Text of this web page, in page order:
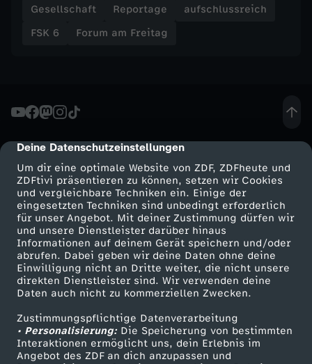
cmp-dialog-description
Deine Datenschutzeinstellungen
Um dir eine optimale Website von ZDF, ZDFheute und
ZDFtivi präsentieren zu können, setzen wir Cookies
und vergleichbare Techniken ein. Einige der
eingesetzten Techniken sind unbedingt erforderlich
für unser Angebot. Mit deiner Zustimmung dürfen wir
und unsere Dienstleister darüber hinaus
Informationen auf deinem Gerät speichern und/oder
abrufen. Dabei geben wir deine Daten ohne deine
Einwilligung nicht an Dritte weiter, die nicht unsere
direkten Dienstleister sind. Wir verwenden deine
Daten auch nicht zu kommerziellen Zwecken.
Zustimmungspflichtige Datenverarbeitung
• Personalisierung:Die Speicherung von bestimmten
Interaktionen ermöglicht uns, dein Erlebnis im
Angebot des ZDF an dich anzupassen und
-
a
n
e
r
:
i
n
n
Gesellschaft Reportage
aufschlussreich
FSK 6
Forum am Freitag
Mehr ZDF
ZDF-Apps
Smart TV
ZDFtext
Livestreams
Sendungen A-Z
Service
ZDFmitreden
Kontakt zum ZDF
Tickets
Zuschauerservice
Hilfe